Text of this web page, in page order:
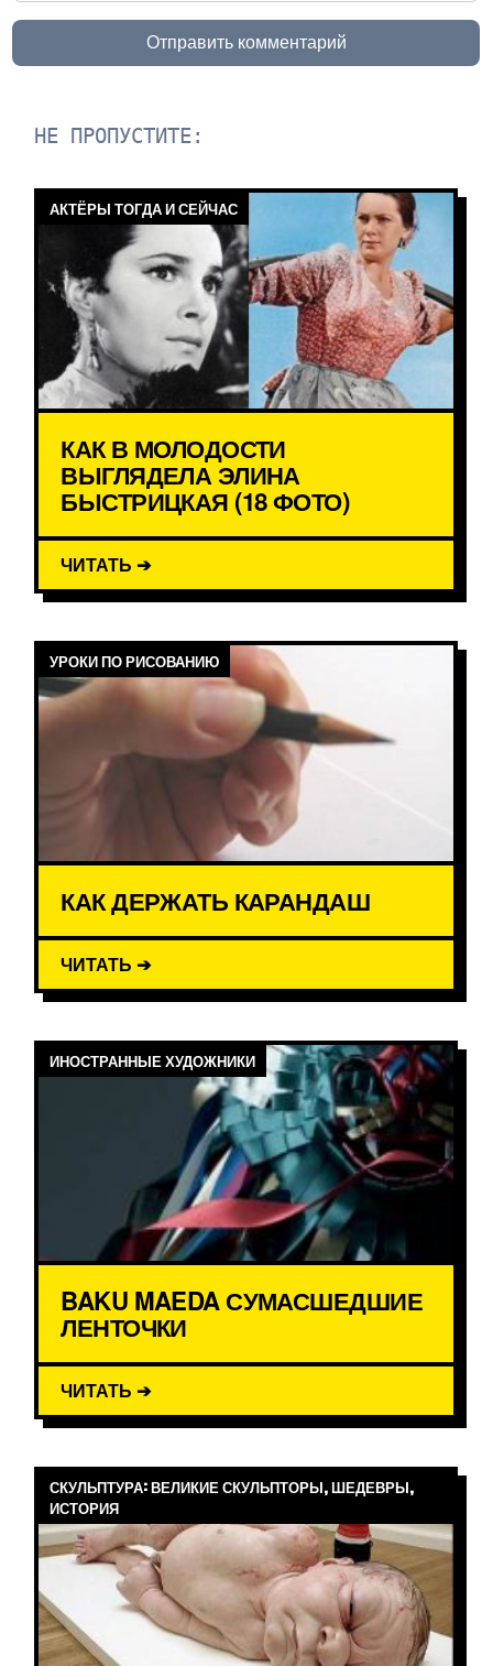
Отправить комментарий
НЕ ПРОПУСТИТЕ:
АКТЁРЫ ТОГДА И СЕЙЧАС
КАК В МОЛОДОСТИ
ВЫГЛЯДЕЛА ЭЛИНА
БЫСТРИЦКАЯ (18 ФОТО)
ЧИТАТЬ ➔
УРОКИ ПО РИСОВАНИЮ
КАК ДЕРЖАТЬ КАРАНДАШ
ЧИТАТЬ ➔
ИНОСТРАННЫЕ ХУДОЖНИКИ
BAKU MAEDA СУМАСШЕДШИЕ
ЛЕНТОЧКИ
ЧИТАТЬ ➔
СКУЛЬПТУРА: ВЕЛИКИЕ СКУЛЬПТОРЫ, ШЕДЕВРЫ,
ИСТОРИЯ